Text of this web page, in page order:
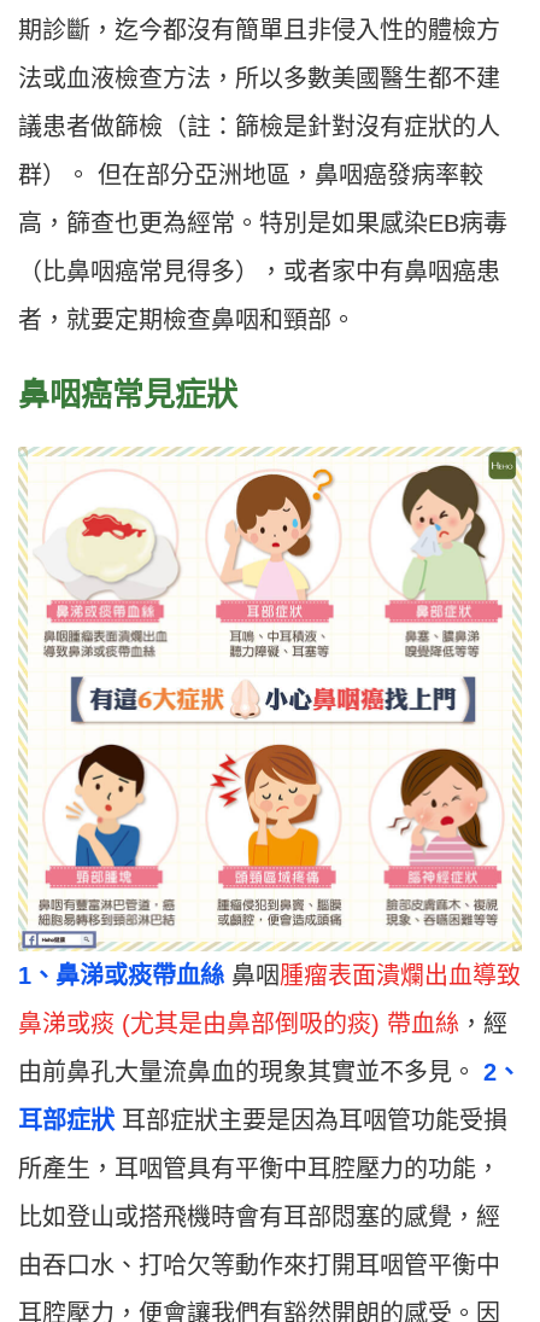
期診斷，迄今都沒有簡單且非侵入性的體檢方
法或血液檢查方法，所以多數美國醫生都不建
議患者做篩檢（註：篩檢是針對沒有症狀的人
群）。 但在部分亞洲地區，鼻咽癌發病率較
高，篩查也更為經常。特別是如果感染EB病毒
（比鼻咽癌常見得多），或者家中有鼻咽癌患
者，就要定期檢查鼻咽和頸部。
鼻咽癌常見症狀
1、鼻涕或痰帶血絲 鼻咽腫瘤表面潰爛出血導致
鼻涕或痰 (尤其是由鼻部倒吸的痰) 帶血絲 ，經
由前鼻孔大量流鼻血的現象其實並不多見。 2、
耳部症狀 耳部症狀主要是因為耳咽管功能受損
所產生，耳咽管具有平衡中耳腔壓力的功能，
比如登山或搭飛機時會有耳部悶塞的感覺，經
由吞口水、打哈欠等動作來打開耳咽管平衡中
耳腔壓力，便會讓我們有豁然開朗的感受。因